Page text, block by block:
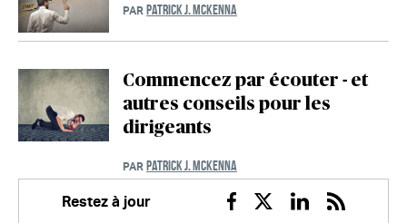
PAR PATRICK J. MCKENNA
Commencez par écouter - et
autres conseils pour les
dirigeants
PAR PATRICK J. MCKENNA
Restez à jour
Facebook
TwitterLinkedin
RSS